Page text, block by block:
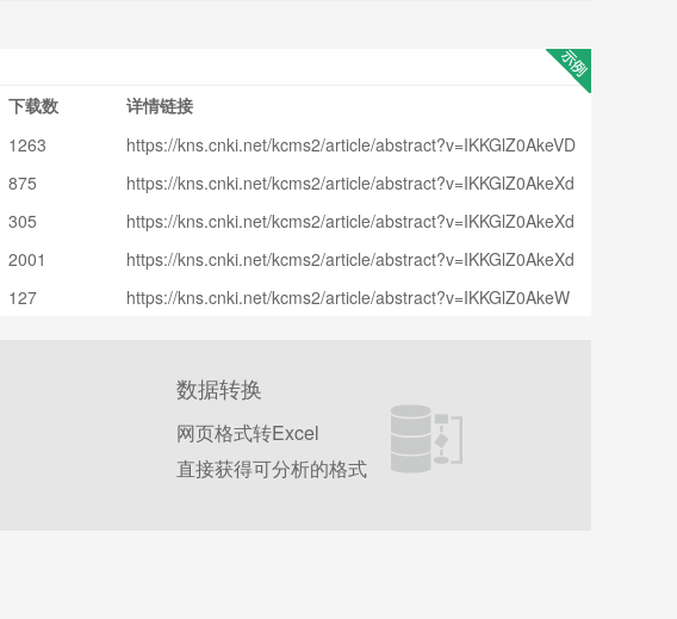
下载数
详情链接
1263
https://kns.cnki.net/kcms2/article/abstract?v=IKKGlZ0AkeVD
OqLYo8L0_J4RcBws0QLT6UFfw2S_4MXqHoG5BvWcK428
L3zQNLthw52JTX18MxJNHQdPrArWNlpPyODMVz7L9PCi
8KF&uniplatform=NZKPT&language=CHS
875
https://kns.cnki.net/kcms2/article/abstract?v=IKKGlZ0AkeXd
2fPr8co1D3tBjnl4wu85fC3YwdBe99KYykk9PvqyJ8L2W24S
8V24ayw2AcZW_DYQoKcvZZq_jQH1ykYPSo5zxvmuuMvD
atform=NZKPT&language=CHS
305
https://kns.cnki.net/kcms2/article/abstract?v=IKKGlZ0AkeXd
Npixmpq5pjJFcZC-JskVabb8R7dh_WuZBKA1S3aZ6UB5By
xs88ujC3LVFWcBXYWPoiKccBszfQhpRjMdeedPTz1WO_o
2001
https://kns.cnki.net/kcms2/article/abstract?v=IKKGlZ0AkeXd
dI8hRGNpHNTemBZCHgccmYW8tpyCfh82AZ9BDoRlJmxF
nguage=CHS
127
https://kns.cnki.net/kcms2/article/abstract?v=IKKGlZ0AkeW
EDc_nsux-mYLPxOZM7CHrTkG_2O-2ZR0w9173rdQ==&u
数据转换
网页格式转Excel
直接获得可分析的格式